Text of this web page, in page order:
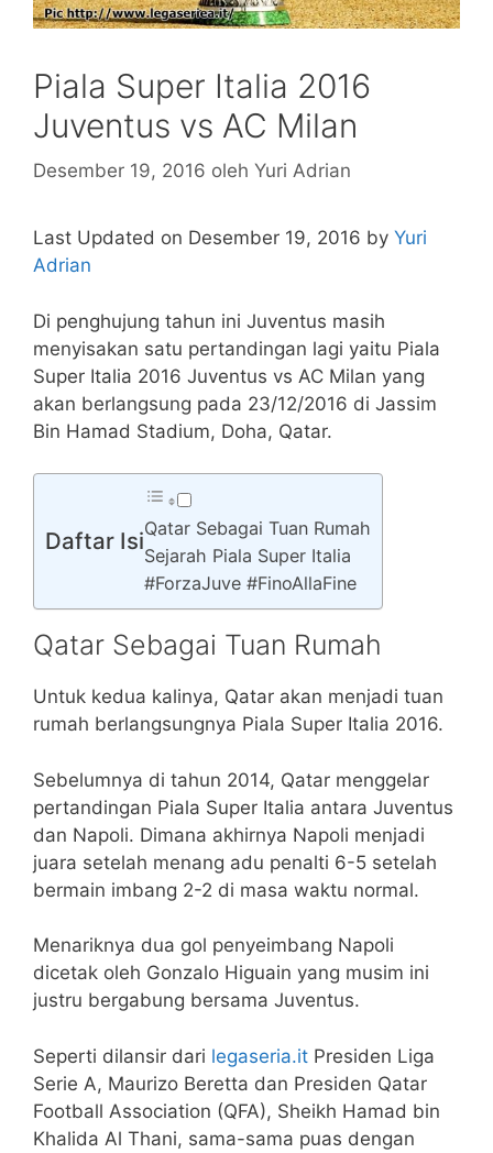
Piala Super Italia 2016
Juventus vs AC Milan
Desember 19, 2016 oleh Yuri Adrian
Last Updated on Desember 19, 2016 by Yuri
Adrian
Di penghujung tahun ini Juventus masih
menyisakan satu pertandingan lagi yaitu Piala
Super Italia 2016 Juventus vs AC Milan yang
akan berlangsung pada 23/12/2016 di Jassim
Bin Hamad Stadium, Doha, Qatar.
Daftar IsiQatar Sebagai Tuan Rumah
Sejarah Piala Super Italia
#ForzaJuve #FinoAllaFine
Qatar Sebagai Tuan Rumah
Untuk kedua kalinya, Qatar akan menjadi tuan
rumah berlangsungnya Piala Super Italia 2016.
Sebelumnya di tahun 2014, Qatar menggelar
pertandingan Piala Super Italia antara Juventus
dan Napoli. Dimana akhirnya Napoli menjadi
juara setelah menang adu penalti 6-5 setelah
bermain imbang 2-2 di masa waktu normal.
Menariknya dua gol penyeimbang Napoli
dicetak oleh Gonzalo Higuain yang musim ini
justru bergabung bersama Juventus.
Seperti dilansir dari legaseria.it Presiden Liga
Serie A, Maurizo Beretta dan Presiden Qatar
Football Association (QFA), Sheikh Hamad bin
Khalida Al Thani, sama-sama puas dengan